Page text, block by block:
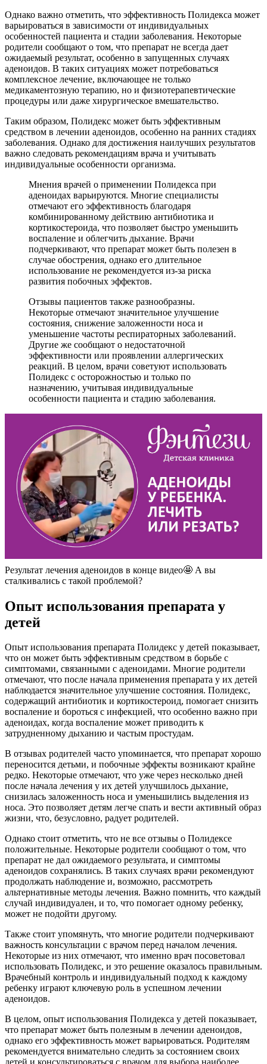
Однако важно отметить, что эффективность Полидекса может
варьироваться в зависимости от индивидуальных
особенностей пациента и стадии заболевания. Некоторые
родители сообщают о том, что препарат не всегда дает
ожидаемый результат, особенно в запущенных случаях
аденоидов. В таких ситуациях может потребоваться
комплексное лечение, включающее не только
медикаментозную терапию, но и физиотерапевтические
процедуры или даже хирургическое вмешательство.
Таким образом, Полидекс может быть эффективным
средством в лечении аденоидов, особенно на ранних стадиях
заболевания. Однако для достижения наилучших результатов
важно следовать рекомендациям врача и учитывать
индивидуальные особенности организма.
Мнения врачей о применении Полидекса при
аденоидах варьируются. Многие специалисты
отмечают его эффективность благодаря
комбинированному действию антибиотика и
кортикостероида, что позволяет быстро уменьшить
воспаление и облегчить дыхание. Врачи
подчеркивают, что препарат может быть полезен в
случае обострения, однако его длительное
использование не рекомендуется из-за риска
развития побочных эффектов.
Отзывы пациентов также разнообразны.
Некоторые отмечают значительное улучшение
состояния, снижение заложенности носа и
уменьшение частоты респираторных заболеваний.
Другие же сообщают о недостаточной
эффективности или проявлении аллергических
реакций. В целом, врачи советуют использовать
Полидекс с осторожностью и только по
назначению, учитывая индивидуальные
особенности пациента и стадию заболевания.
Результат лечения аденоидов в конце видео🤩 А вы
сталкивались с такой проблемой?
Опыт использования препарата у
детей
Опыт использования препарата Полидекс у детей показывает,
что он может быть эффективным средством в борьбе с
симптомами, связанными с аденоидами. Многие родители
отмечают, что после начала применения препарата у их детей
наблюдается значительное улучшение состояния. Полидекс,
содержащий антибиотик и кортикостероид, помогает снизить
воспаление и бороться с инфекцией, что особенно важно при
аденоидах, когда воспаление может приводить к
затрудненному дыханию и частым простудам.
В отзывах родителей часто упоминается, что препарат хорошо
переносится детьми, и побочные эффекты возникают крайне
редко. Некоторые отмечают, что уже через несколько дней
после начала лечения у их детей улучшилось дыхание,
снизилась заложенность носа и уменьшились выделения из
носа. Это позволяет детям легче спать и вести активный образ
жизни, что, безусловно, радует родителей.
Однако стоит отметить, что не все отзывы о Полидексе
положительные. Некоторые родители сообщают о том, что
препарат не дал ожидаемого результата, и симптомы
аденоидов сохранялись. В таких случаях врачи рекомендуют
продолжать наблюдение и, возможно, рассмотреть
альтернативные методы лечения. Важно помнить, что каждый
случай индивидуален, и то, что помогает одному ребенку,
может не подойти другому.
Также стоит упомянуть, что многие родители подчеркивают
важность консультации с врачом перед началом лечения.
Некоторые из них отмечают, что именно врач посоветовал
использовать Полидекс, и это решение оказалось правильным.
Врачебный контроль и индивидуальный подход к каждому
ребенку играют ключевую роль в успешном лечении
аденоидов.
В целом, опыт использования Полидекса у детей показывает,
что препарат может быть полезным в лечении аденоидов,
однако его эффективность может варьироваться. Родителям
рекомендуется внимательно следить за состоянием своих